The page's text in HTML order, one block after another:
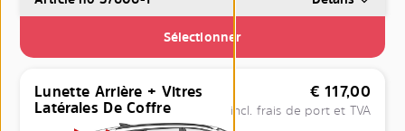
Sélectionner
Lunette Arrière + Vitres
Latérales De Coffre
€ 117,00
incl. frais de port et TVA